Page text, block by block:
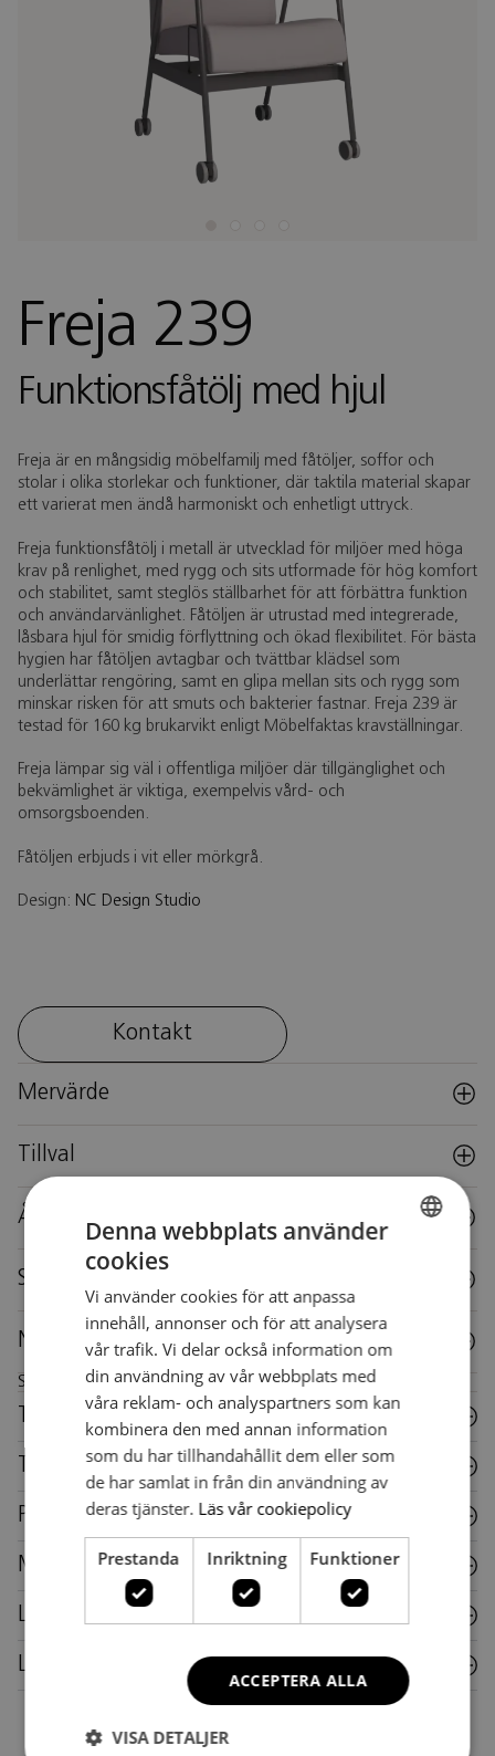
Freja 239
Funktionsfåtölj med hjul
Freja är en mångsidig möbelfamilj med fåtöljer, soffor och
stolar i olika storlekar och funktioner, där taktila material skapar
ett varierat men ändå harmoniskt och enhetligt uttryck.
Freja funktionsfåtölj i metall är utvecklad för miljöer med höga
krav på renlighet, med rygg och sits utformade för hög komfort
och stabilitet, samt steglös ställbarhet för att förbättra funktion
och användarvänlighet. Fåtöljen är utrustad med integrerade,
låsbara hjul för smidig förflyttning och ökad flexibilitet. För bästa
hygien har fåtöljen avtagbar och tvättbar klädsel som
underlättar rengöring, samt en glipa mellan sits och rygg som
minskar risken för att smuts och bakterier fastnar. Freja 239 är
testad för 160 kg brukarvikt enligt Möbelfaktas kravställningar.
Freja lämpar sig väl i offentliga miljöer där tillgänglighet och
bekvämlighet är viktiga, exempelvis vård- och
omsorgsboenden.
Fåtöljen erbjuds i vit eller mörkgrå.
Design: NC Design Studio
Kontakt
Mervärde
Tillval
Återbruk
Specifikationer
Nedladdningar
Skötselråd för denna möbel
Plast
Metall
Laminat
Läder
Denna webbplats använder
cookies
Vi använder cookies för att anpassa
innehåll, annonser och för att analysera
vår trafik. Vi delar också information om
din användning av vår webbplats med
våra reklam- och analyspartners som kan
kombinera den med annan information
som du har tillhandahållit dem eller som
de har samlat in från din användning av
deras tjänster. Läs vår cookiepolicy
Prestanda Inriktning Funktioner
ACCEPTERA ALLA
VISA DETALJER